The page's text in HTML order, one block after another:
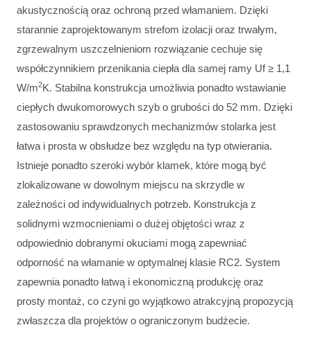
akustycznością oraz ochroną przed włamaniem. Dzięki
starannie zaprojektowanym strefom izolacji oraz trwałym,
zgrzewalnym uszczelnieniom rozwiązanie cechuje się
współczynnikiem przenikania ciepła dla samej ramy Uf ≥ 1,1
W/m2K. Stabilna konstrukcja umożliwia ponadto wstawianie
ciepłych dwukomorowych szyb o grubości do 52 mm. Dzięki
zastosowaniu sprawdzonych mechanizmów stolarka jest
łatwa i prosta w obsłudze bez względu na typ otwierania.
Istnieje ponadto szeroki wybór klamek, które mogą być
zlokalizowane w dowolnym miejscu na skrzydle w
zależności od indywidualnych potrzeb. Konstrukcja z
solidnymi wzmocnieniami o dużej objętości wraz z
odpowiednio dobranymi okuciami mogą zapewniać
odporność na włamanie w optymalnej klasie RC2. System
zapewnia ponadto łatwą i ekonomiczną produkcję oraz
prosty montaż, co czyni go wyjątkowo atrakcyjną propozycją
zwłaszcza dla projektów o ograniczonym budżecie.